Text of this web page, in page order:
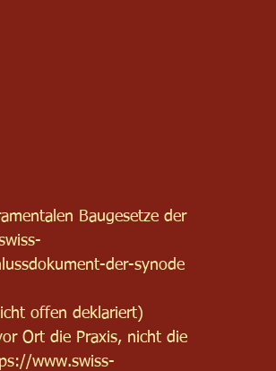
Baugesetze der
der-synode
offen deklariert)
Ort die Praxis, nicht die
www.swiss-